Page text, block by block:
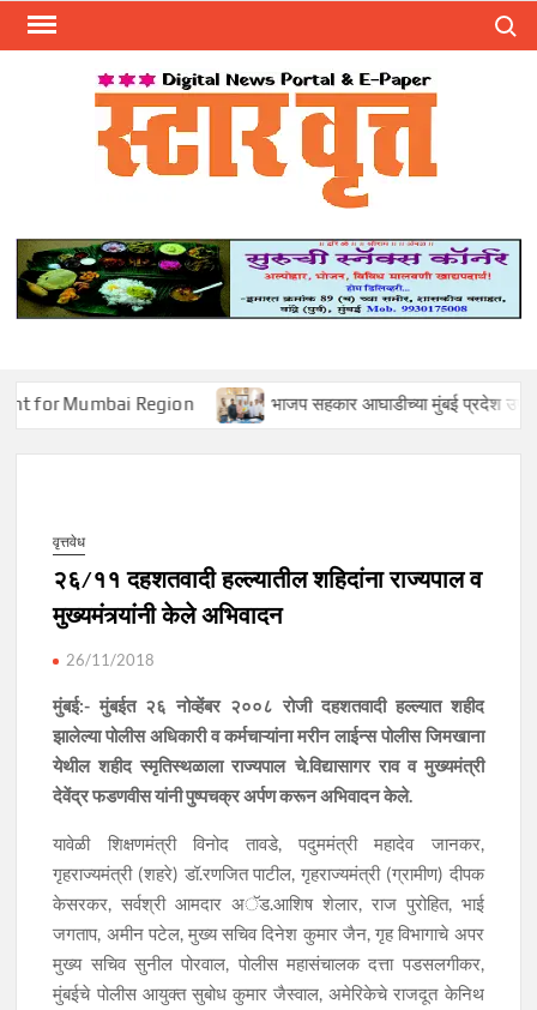
Skip
Region भाजप सहकार आघाडीच्या मुंबई प्रदेश उपाध्यक्षपदी
वृत्तवेध
२६/११ दहशतवादी हल्ल्यातील शहिदांना राज्यपाल व
मुख्यमंत्र्यांनी केले अभिवादन
26/11/2018
मुंबई:- मुंबईत २६ नोव्हेंबर २००८ रोजी दहशतवादी हल्ल्यात शहीद
झालेल्या पोलीस अधिकारी व कर्मचाऱ्यांना मरीन लाईन्स पोलीस जिमखाना
येथील शहीद स्मृतिस्थळाला राज्यपाल चे.विद्यासागर राव व मुख्यमंत्री
देवेंद्र फडणवीस यांनी पुष्पचक्र अर्पण करून अभिवादन केले.
यावेळी शिक्षणमंत्री विनोद तावडे, पदुममंत्री महादेव जानकर,
गृहराज्यमंत्री (शहरे) डॉ.रणजित पाटील, गृहराज्यमंत्री (ग्रामीण) दीपक
केसरकर, सर्वश्री आमदार अॅड.आशिष शेलार, राज पुरोहित, भाई
जगताप, अमीन पटेल, मुख्य सचिव दिनेश कुमार जैन, गृह विभागाचे अपर
मुख्य सचिव सुनील पोरवाल, पोलीस महासंचालक दत्ता पडसलगीकर,
मुंबईचे पोलीस आयुक्त सुबोध कुमार जैस्वाल, अमेरिकेचे राजदूत केनिथ